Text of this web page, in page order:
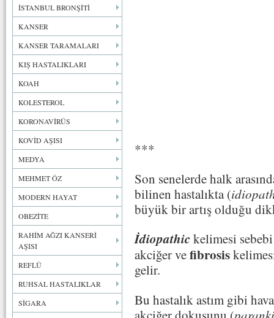
İSTANBUL BRONŞİTİ
KANSER
KANSER TARAMALARI
KIŞ HASTALIKLARI
KOAH
KOLESTEROL
KORONAVİRÜS
KOVİD AŞISI
MEDYA
MEHMET ÖZ
MODERN HAYAT
OBEZİTE
RAHİM AĞZI KANSERİ
AŞISI
REFLÜ
RUHSAL HASTALIKLAR
SİGARA
***
Son senelerde halk
bilinen hastalıkta (
büyük bir artış olduğu
İdiopathickelimesi
akciğer vefibrosis
gelir.
Bu hastalık astım gibi